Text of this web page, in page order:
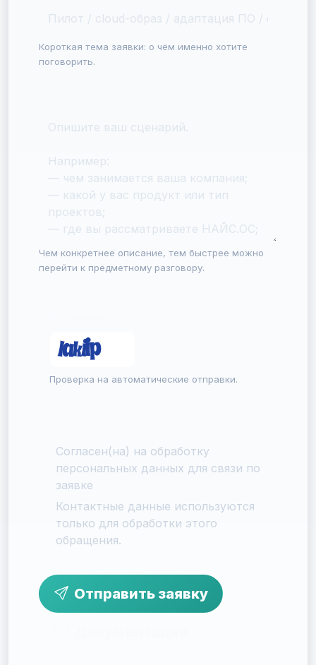
Короткая тема заявки: о чём именно хотите
поговорить.
Чем конкретнее описание, тем быстрее можно
перейти к предметному разговору.
Проверка на автоматические отправки.
Согласен(на) на обработку
персональных данных для связи по
заявке
Контактные данные используются
только для обработки этого
обращения.
Отправить заявку